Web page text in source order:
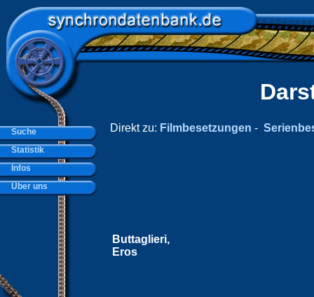
Direkt zu: Filmbesetzungen -
Buttaglieri,
Eros
Suche
Statistik
Infos
Über uns